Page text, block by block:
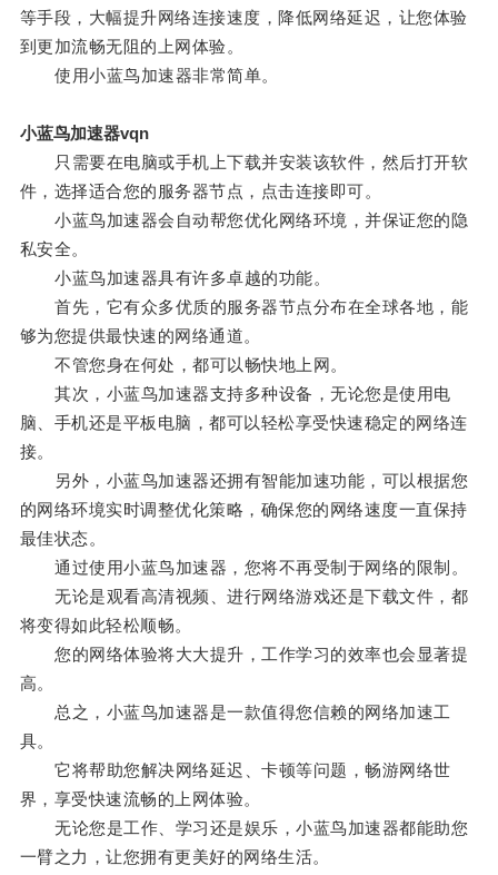
等手段，大幅提升网络连接速度，降低网络延迟，让您体验
到更加流畅无阻的上网体验。
使用小蓝鸟加速器非常简单。
小蓝鸟加速器vqn
只需要在电脑或手机上下载并安装该软件，然后打开软
件，选择适合您的服务器节点，点击连接即可。
小蓝鸟加速器会自动帮您优化网络环境，并保证您的隐
私安全。
小蓝鸟加速器具有许多卓越的功能。
首先，它有众多优质的服务器节点分布在全球各地，能
够为您提供最快速的网络通道。
不管您身在何处，都可以畅快地上网。
其次，小蓝鸟加速器支持多种设备，无论您是使用电
脑、手机还是平板电脑，都可以轻松享受快速稳定的网络连
接。
另外，小蓝鸟加速器还拥有智能加速功能，可以根据您
的网络环境实时调整优化策略，确保您的网络速度一直保持
最佳状态。
通过使用小蓝鸟加速器，您将不再受制于网络的限制。
无论是观看高清视频、进行网络游戏还是下载文件，都
将变得如此轻松顺畅。
您的网络体验将大大提升，工作学习的效率也会显著提
高。
总之，小蓝鸟加速器是一款值得您信赖的网络加速工
具。
它将帮助您解决网络延迟、卡顿等问题，畅游网络世
界，享受快速流畅的上网体验。
无论您是工作、学习还是娱乐，小蓝鸟加速器都能助您
一臂之力，让您拥有更美好的网络生活。